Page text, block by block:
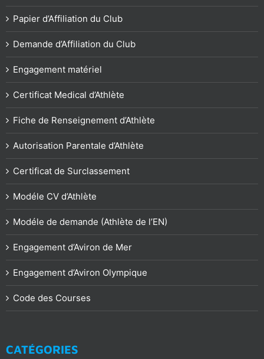
Papier d’Affiliation du Club
Demande d’Affiliation du Club
Engagement matériel
Certificat Medical d’Athlète
Fiche de Renseignement d’Athlète
Autorisation Parentale d’Athlète
Certificat de Surclassement
Modéle CV d’Athlète
Modéle de demande (Athlète de l’EN)
Engagement d’Aviron de Mer
Engagement d’Aviron Olympique
Code des Courses
CATÉGORIES